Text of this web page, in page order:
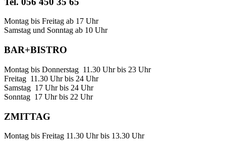
Montag bis Freitag ab 17 Uhr
Samstag und Sonntag ab 10 Uhr
BAR+BISTRO
Montag bis Donnerstag 11.30 Uhr bis 23 Uhr
Freitag 11.30 Uhr bis 24 Uhr
Samstag 17 Uhr bis 24 Uhr
Sonntag 17 Uhr bis 22 Uhr
ZMITTAG
Montag bis Freitag 11.30 Uhr bis 13.30 Uhr